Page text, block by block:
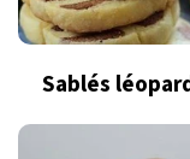
Sablés